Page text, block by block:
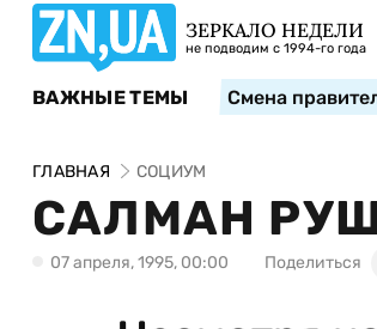
ЗЕРКАЛО НЕДЕЛИ
не подводим с 1994-го года
ВАЖНЫЕ ТЕМЫ Смена
ГЛАВНАЯ СОЦИУМ
САЛМАН
07 апреля, 1995, 00:00 Поделиться